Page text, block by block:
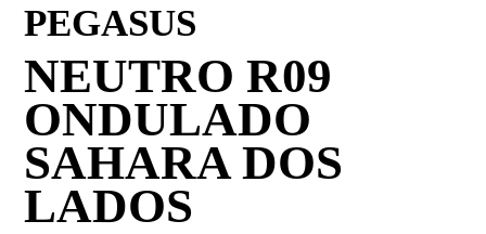
PEGASUS
NEUTRO R09
ONDULADO
SAHARA DOS
LADOS